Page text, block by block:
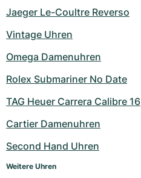
Jaeger Le-Coultre Reverso
Vintage Uhren
Omega Damenuhren
Rolex Submariner No Date
TAG Heuer Carrera Calibre 16
Cartier Damenuhren
Second Hand Uhren
Weitere Uhren